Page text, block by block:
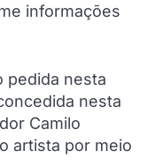
informações
pedida nesta
nesta
Camilo
artista por meio